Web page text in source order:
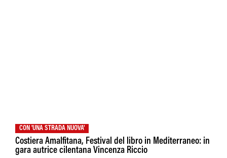
CON 'UNA STRADA NUOVA'
Costiera Amalfitana, Festival del libro in Mediterraneo: in
gara autrice cilentana Vincenza Riccio